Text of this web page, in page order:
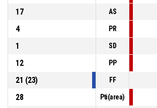
17
AS
4
PR
1
SD
12
PP
21 (23) FF
28
Pti(area)